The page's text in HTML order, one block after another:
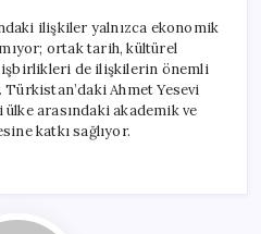
ilişkiler yalnızca ekonomik
ortak tarih, kültürel
işbirlikleri de ilişkilerin önemli
Türkistan’daki Ahmet Yesevi
arasındaki akademik ve
katkı sağlıyor.